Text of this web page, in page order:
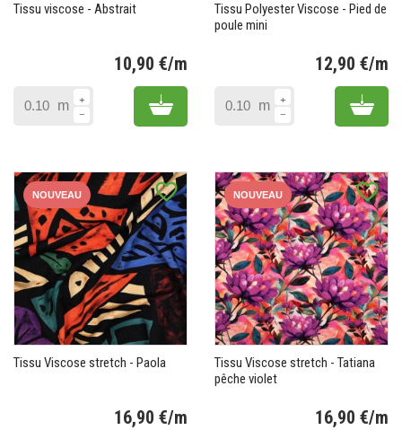
Tissu viscose - Abstrait
10,90 €/m
m Add to cart
Tissu Polyester Viscose - Pied de
poule mini
12,90 €/m
m Add
favorite_border
NOUVEAU
Tissu Viscose stretch - Paola
16,90 €/m
favorite_border
NOUVEAU
Tissu Viscose stretch - Tatiana
pêche violet
16,90 €/m